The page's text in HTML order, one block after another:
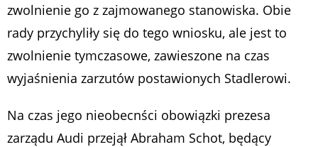
zwolnienie go z zajmowanego stanowiska. Obie
rady przychyliły się do tego wniosku, ale jest to
zwolnienie tymczasowe, zawieszone na czas
wyjaśnienia zarzutów postawionych Stadlerowi.
Na czas jego nieobecnści obowiązki prezesa
zarządu Audi przejął Abraham Schot, będący